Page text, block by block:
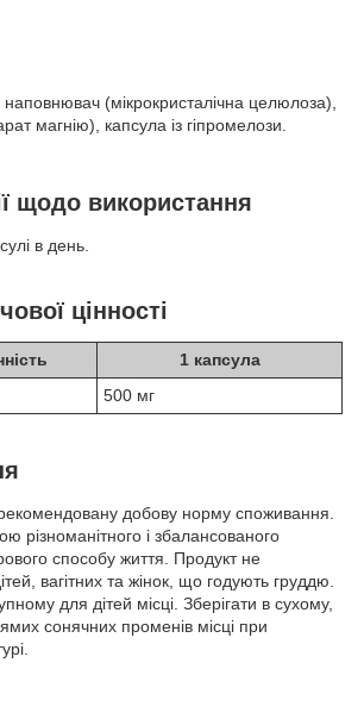
наповнювач (мікрокристалічна целюлоза),
магнію), капсула із гіпромелози.
щодо використання
в день.
цінності
1 капсула
500 мг
добову норму споживання.
різноманітного і збалансованого
способу життя. Продукт не
вагітних та жінок, що годують груддю.
для дітей місці. Зберігати в сухому,
сонячних променів місці при